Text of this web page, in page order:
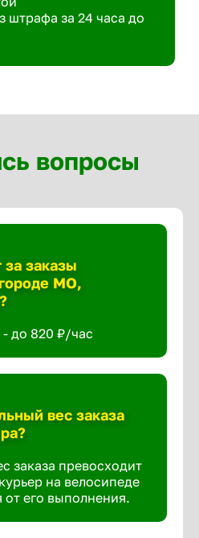
штрафа за 24 часа до
вопросы
за заказы
МО,
до 820 ₽/час
вес заказа
заказа превосходит
на велосипеде
от его выполнения.